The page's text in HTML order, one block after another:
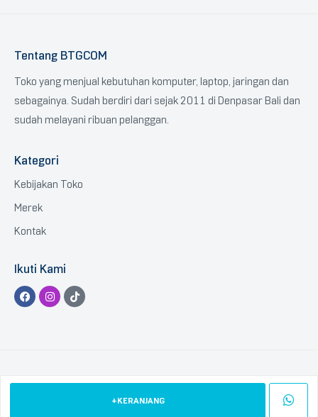
+KERANJANG
Tentang BTGCOM
Toko yang menjual kebutuhan komputer, laptop, jaringan dan
sebagainya. Sudah berdiri dari sejak 2011 di Denpasar Bali dan
sudah melayani ribuan pelanggan.
Kategori
Kebijakan Toko
Merek
Kontak
Ikuti Kami